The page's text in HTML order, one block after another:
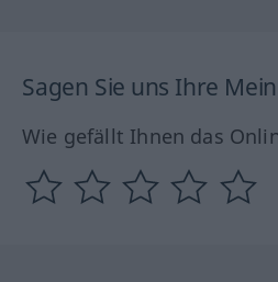
Sagen Sie uns Ihre
Wie gefällt Ihnen das